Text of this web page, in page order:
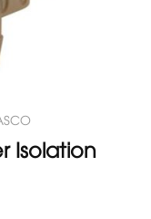
Isolation